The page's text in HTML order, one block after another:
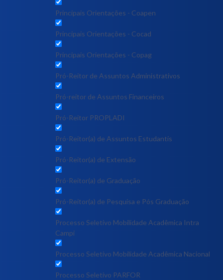
Principais Orientações - Coapen
Principais Orientações - Cocad
Principais Orientações - Copag
Pró-Reitor de Assuntos Administrativos
Pró-reitor de Assuntos Financeiros
Pró-Reitor PROPLADI
Pró-Reitor(a) de Assuntos Estudantis
Pró-Reitor(a) de Extensão
Pró-Reitor(a) de Graduação
Pró-Reitor(a) de Pesquisa e Pós Graduação
Processo Seletivo Mobilidade Acadêmica Intra
Campi
Processo Seletivo Mobilidade Acadêmica Nacional
Processo Seletivo PARFOR